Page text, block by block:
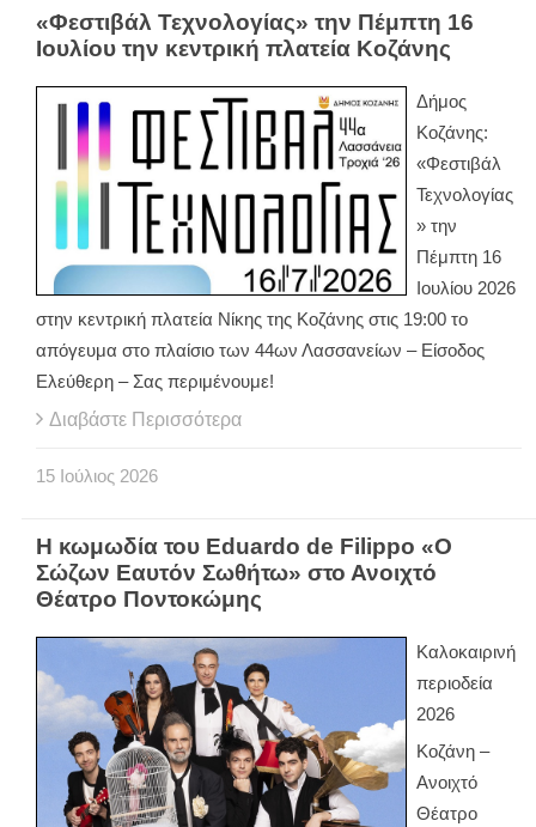
«Φεστιβάλ Τεχνολογίας» την Πέμπτη 16
Ιουλίου την κεντρική πλατεία Κοζάνης
Δήμος
Κοζάνης:
«Φεστιβάλ
Τεχνολογίας
» την
Πέμπτη 16
Ιουλίου 2026
στην κεντρική πλατεία Νίκης της Κοζάνης στις 19:00 το
απόγευμα στο πλαίσιο των 44ων Λασσανείων – Είσοδος
Ελεύθερη – Σας περιμένουμε!
Διαβάστε Περισσότερα
15 Ιούλιος 2026
H κωμωδία του Eduardo de Filippo «Ο
Σώζων Εαυτόν Σωθήτω» στο Ανοιχτό
Θέατρο Ποντοκώμης
Καλοκαιρινή
περιοδεία
2026
Κοζάνη –
Ανοιχτό
Θέατρο